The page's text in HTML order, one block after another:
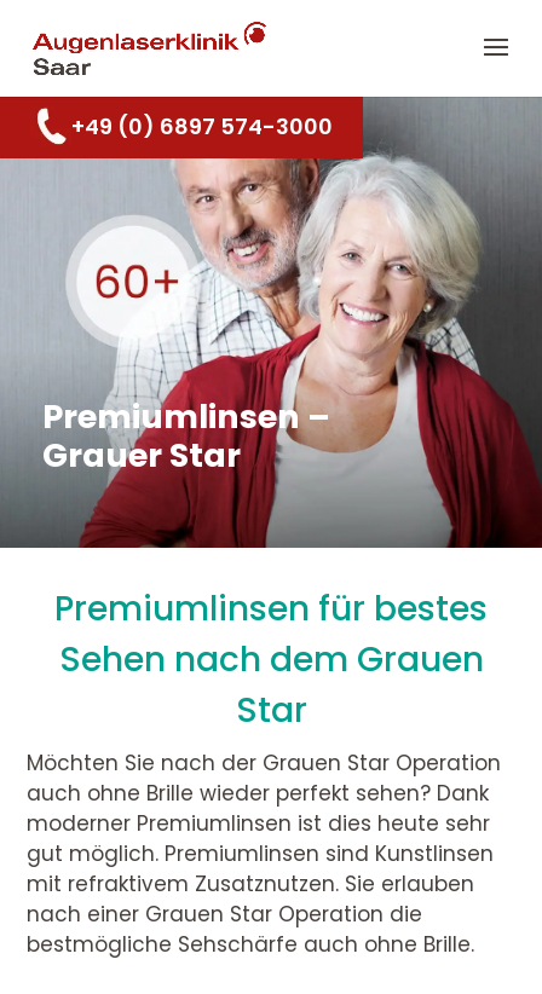
+49 (0) 6897 574-3000
Premiumlinsen –
Grauer Star
Premiumlinsen für bestes
Sehen nach dem Grauen
Star
Möchten Sie nach der Grauen Star Operation
auch ohne Brille wieder perfekt sehen? Dank
moderner Premiumlinsen ist dies heute sehr
gut möglich. Premiumlinsen sind Kunstlinsen
mit refraktivem Zusatznutzen. Sie erlauben
nach einer Grauen Star Operation die
bestmögliche Sehschärfe auch ohne Brille.